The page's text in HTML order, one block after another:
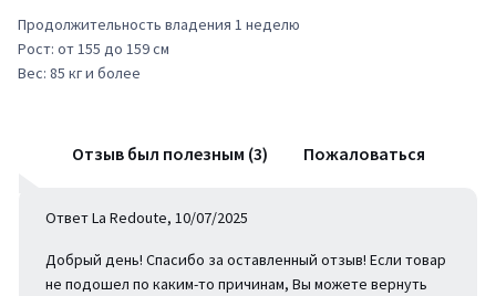
Продолжительность владения 1 неделю
Рост: от 155 до 159 см
Вес: 85 кг и более
Отзыв был полезным (3) Пожаловаться
Ответ La Redoute, 10/07/2025
Добрый день! Спасибо за оставленный отзыв! Если товар
не подошел по каким-то причинам, Вы можете вернуть